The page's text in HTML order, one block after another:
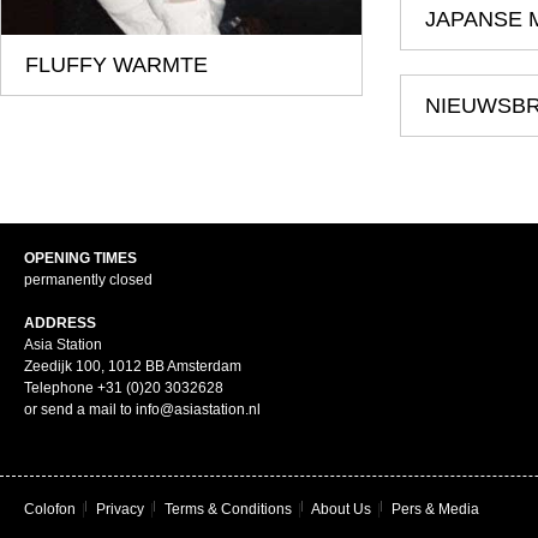
JAPANSE
FLUFFY WARMTE
OPENING TIMES
permanently closed
ADDRESS
Asia Station
Zeedijk 100, 1012 BB Amsterdam
Telephone +31 (0)20 3032628
or send a mail to info@asiastation.nl
Colofon Privacy Terms & Conditions About Us Pers & Media